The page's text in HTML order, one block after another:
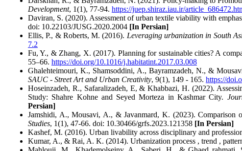
Development, 1(1), 77-94. https://juep.shiraz.iau.ir/
Daviran, S. (2020). Assessment of urban textile viability with
doi: 10.22103/JUSG.2020.2004 [In Persian]
Ellis, P., & Roberts, M. (2016). Leveraging urbanization in South
7.2
Fu, Y., & Zhang, X. (2017). Planning for sustainable cities? A
55–66. https://doi.org/10.1016/j.habitatint.2017.03.008
Ghalehteimouri, K., Shamsoddini, A., Bayramzadeh, N., &
SAUC - Street Art and Urban Creativity, 9(1), 149 - 165. https://
Hoseinzadeh, R., Safaralizadeh, E, & Khabbazi, H. (2022).
Study: Shahre Kohne and Seyed Morteza in Kashmar City.
Persian]
Jamshidi, A., Mousavi, A., & Javanmard, K. (2023). Comparison
Studies, 1(1), 47-66. doi: 10.30466/grfs.2023.121358 [In Persian]
Kashef, M. (2016). Urban livability across disciplinary and
Kumar, A., & Rai, A. K. (2014). Urbanization process , trend ,